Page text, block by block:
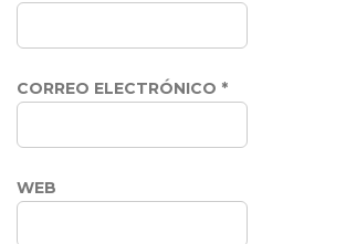
CORREO ELECTRÓNICO *
WEB